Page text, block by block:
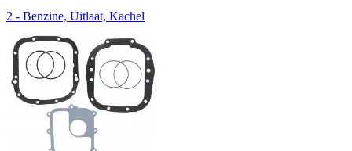
2 - Benzine, Uitlaat, Kachel